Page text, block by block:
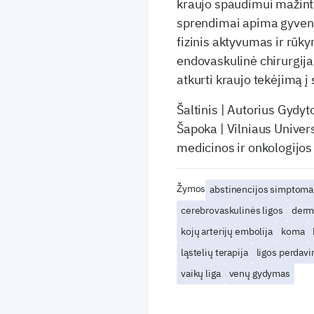
kraujo spaudimui
sprendimai apima
fizinis aktyvumas ir
endovaskulinė
atkurti kraujo tekėjimą į
Šaltinis | Autorius
Šapoka | Vilniaus
medicinos ir
Žymos abstinencijos
cerebrovaskulinės ligos
kojų arterijų embolija
koma
ląstelių terapija
ligos
vaikų liga
venų gydymas